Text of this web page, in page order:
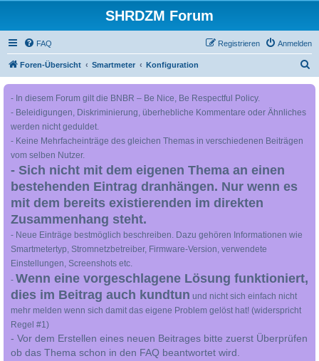
SHRDZM Forum
FAQ Anmelden
Registrieren
Foren-Übersicht Smartmeter Konfiguration
- In diesem Forum gilt die BNBR – Be Nice, Be Respectful Policy.
- Beleidigungen, Diskriminierung, überhebliche Kommentare oder Ähnliches
werden nicht geduldet.
- Keine Mehrfacheinträge des gleichen Themas in verschiedenen Beiträgen
vom selben Nutzer.
- Sich nicht mit dem eigenen Thema an einen
bestehenden Eintrag dranhängen. Nur wenn es
mit dem bereits existierenden im direkten
Zusammenhang steht.
- Neue Einträge bestmöglich beschreiben. Dazu gehören Informationen wie
Smartmetertyp, Stromnetzbetreiber, Firmware-Version, verwendete
Einstellungen, Screenshots etc.
- Wenn eine vorgeschlagene Lösung funktioniert,
dies im Beitrag auch kundtun und nicht sich einfach nicht
mehr melden wenn sich damit das eigene Problem gelöst hat! (widerspricht
Regel #1)
- Vor dem Erstellen eines neuen Beitrages bitte zuerst Überprüfen
ob das Thema schon in den FAQ beantwortet wird.